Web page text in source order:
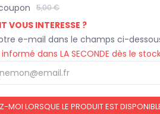
5,00 €
VOUS INTERESSE ?
e-mail dans le champs ci-
dans LA SECONDE dès le
MOI LORSQUE LE PRODUIT EST